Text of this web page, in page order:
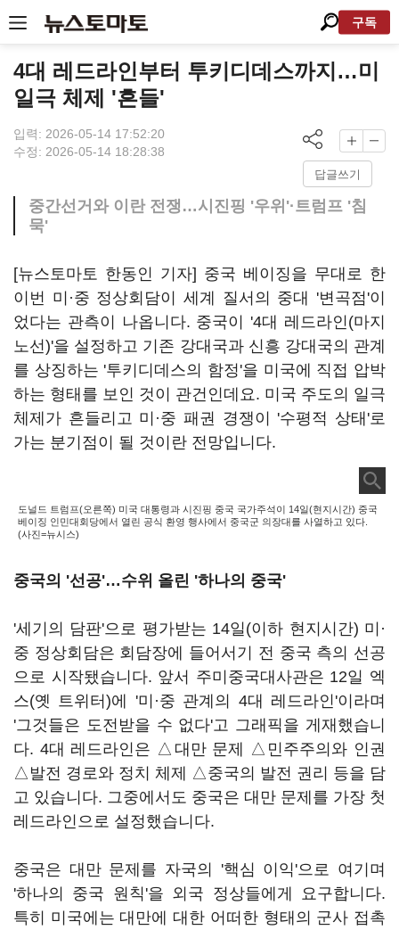
구독
4대 레드라인부터 투키디데스까지…미
일극 체제 '흔들'
입력: 2026-05-14 17:52:20
수정: 2026-05-14 18:28:38
답글쓰기
중간선거와 이란 전쟁…시진핑 '우위'·트럼프 '침
묵'
[뉴스토마토 한동인 기자] 중국 베이징을 무대로 한
이번 미·중 정상회담이 세계 질서의 중대 '변곡점'이
었다는 관측이 나옵니다. 중국이 '4대 레드라인(마지
노선)'을 설정하고 기존 강대국과 신흥 강대국의 관계
를 상징하는 '투키디데스의 함정'을 미국에 직접 압박
하는 형태를 보인 것이 관건인데요. 미국 주도의 일극
체제가 흔들리고 미·중 패권 경쟁이 '수평적 상태'로
가는 분기점이 될 것이란 전망입니다.
도널드 트럼프(오른쪽) 미국 대통령과 시진핑 중국 국가주석이 14일(현지시간) 중국
베이징 인민대회당에서 열린 공식 환영 행사에서 중국군 의장대를 사열하고 있다.
(사진=뉴시스)
중국의 '선공'…수위 올린 '하나의 중국'
'세기의 담판'으로 평가받는 14일(이하 현지시간) 미·
중 정상회담은 회담장에 들어서기 전 중국 측의 선공
으로 시작됐습니다. 앞서 주미중국대사관은 12일 엑
스(옛 트위터)에 '미·중 관계의 4대 레드라인'이라며
'그것들은 도전받을 수 없다'고 그래픽을 게재했습니
다. 4대 레드라인은 △대만 문제 △민주주의와 인권
△발전 경로와 정치 체제 △중국의 발전 권리 등을 담
고 있습니다. 그중에서도 중국은 대만 문제를 가장 첫
레드라인으로 설정했습니다.
중국은 대만 문제를 자국의 '핵심 이익'으로 여기며
'하나의 중국 원칙'을 외국 정상들에게 요구합니다.
특히 미국에는 대만에 대한 어떠한 형태의 군사 접촉